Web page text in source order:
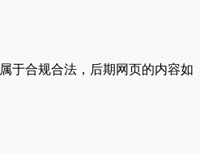
于合规合法，后期网页的内容如